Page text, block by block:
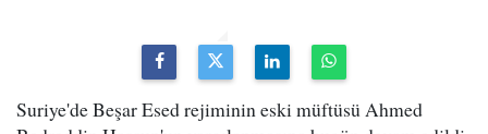
Suriye'de Beşar Esed rejiminin eski müftüsü Ahmed